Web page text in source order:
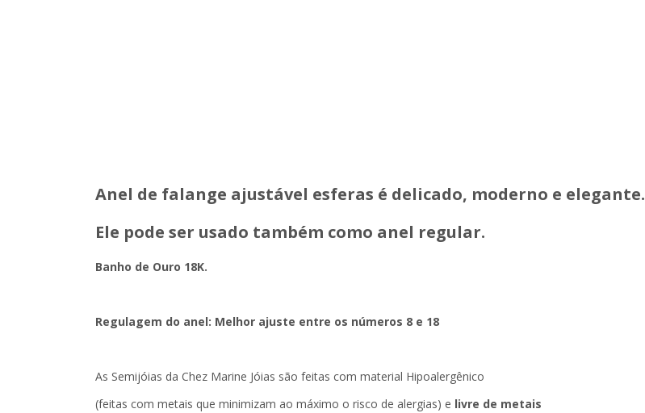
Anel de falange ajustável esferas é delicado, moderno e elegante.
Ele pode ser usado também como anel regular.
Banho de Ouro 18K.
Regulagem do anel: Melhor ajuste entre os números 8 e 18
As Semijóias da Chez Marine Jóias são feitas com material Hipoalergênico
(feitas com metais que minimizam ao máximo o risco de alergias) e livre de metais